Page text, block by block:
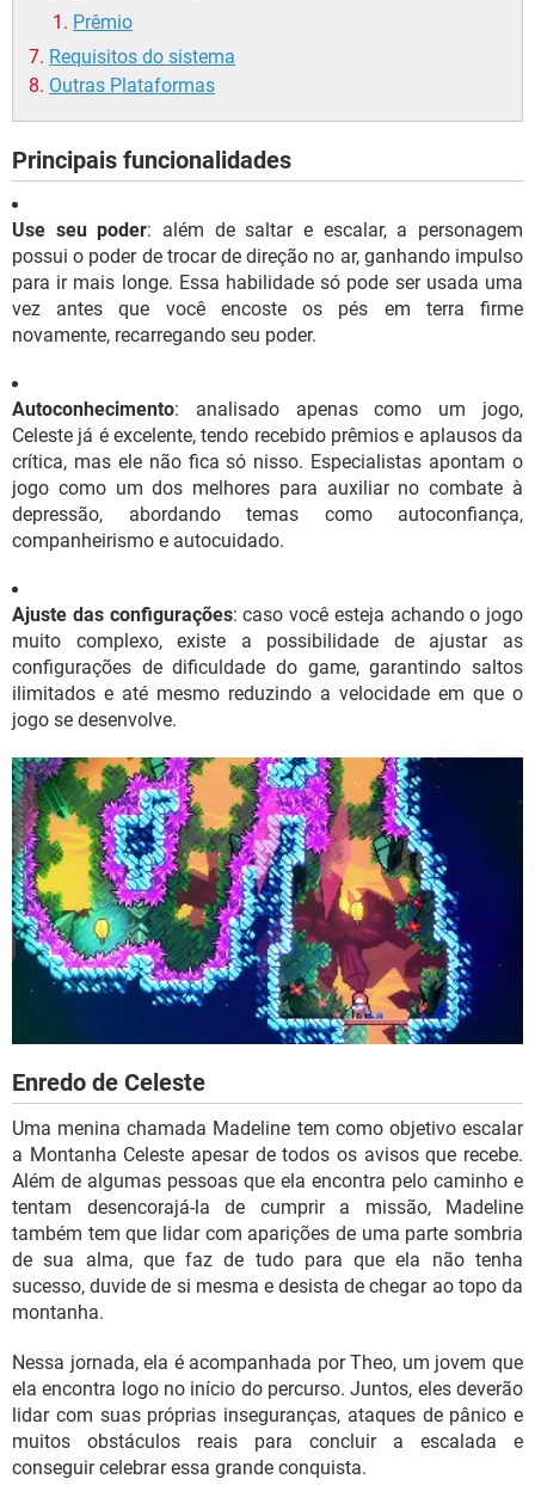
Prêmio
Requisitos do sistema
Outras Plataformas
Principais funcionalidades
Use seu poder: além de saltar e escalar, a personagem
possui o poder de trocar de direção no ar, ganhando impulso
para ir mais longe. Essa habilidade só pode ser usada uma
vez antes que você encoste os pés em terra firme
novamente, recarregando seu poder.
Autoconhecimento: analisado apenas como um jogo,
Celeste já é excelente, tendo recebido prêmios e aplausos da
crítica, mas ele não fica só nisso. Especialistas apontam o
jogo como um dos melhores para auxiliar no combate à
depressão, abordando temas como autoconfiança,
companheirismo e autocuidado.
Ajuste das configurações: caso você esteja achando o jogo
muito complexo, existe a possibilidade de ajustar as
configurações de dificuldade do game, garantindo saltos
ilimitados e até mesmo reduzindo a velocidade em que o
jogo se desenvolve.
Enredo de Celeste
Uma menina chamada Madeline tem como objetivo escalar
a Montanha Celeste apesar de todos os avisos que recebe.
Além de algumas pessoas que ela encontra pelo caminho e
tentam desencorajá-la de cumprir a missão, Madeline
também tem que lidar com aparições de uma parte sombria
de sua alma, que faz de tudo para que ela não tenha
sucesso, duvide de si mesma e desista de chegar ao topo da
montanha.
Nessa jornada, ela é acompanhada por Theo, um jovem que
ela encontra logo no início do percurso. Juntos, eles deverão
lidar com suas próprias inseguranças, ataques de pânico e
muitos obstáculos reais para concluir a escalada e
conseguir celebrar essa grande conquista.